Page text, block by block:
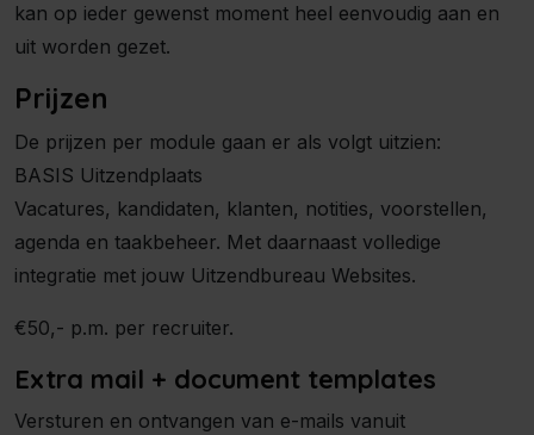
kan op ieder gewenst moment heel eenvoudig aan en
uit worden gezet.
Prijzen
De prijzen per module gaan er als volgt uitzien:
BASIS Uitzendplaats
Vacatures, kandidaten, klanten, notities, voorstellen,
agenda en taakbeheer. Met daarnaast volledige
integratie met jouw Uitzendbureau Websites.
€50,- p.m. per recruiter.
Extra mail + document templates
Versturen en ontvangen van e-mails vanuit